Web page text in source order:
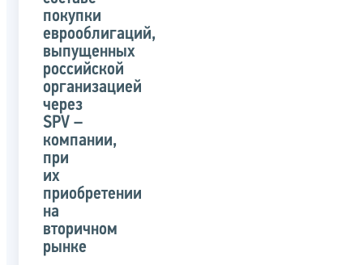
покупки
еврооблигаций,
выпущенных
российской
организацией
через
SPV –
компании,
при
их
приобретении
на
вторичном
рынке